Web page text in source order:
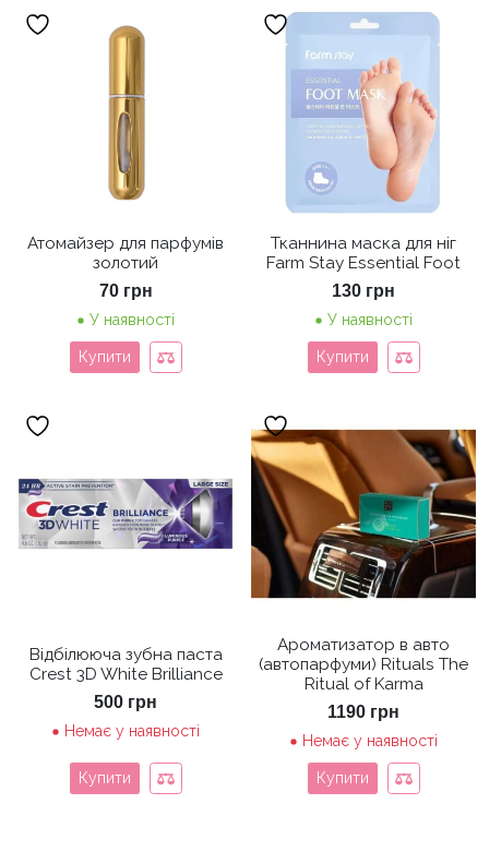
Атомайзер для парфумів
золотий
70 грн
У наявності
Купити
Тканнина маска для ніг
Farm Stay Essential Foot
130 грн
У наявності
Купити
Відбілююча зубна паста
Crest 3D White Brilliance
500 грн
Немає у наявності
Купити
Ароматизатор в авто
(автопарфуми) Rituals The
Ritual of Karma
1190 грн
Немає у наявності
Купити